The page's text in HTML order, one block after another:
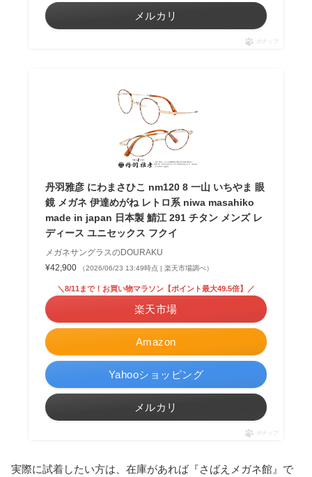
メルカリ
ポチップ
丹羽雅彦 にわまさひこ nm120 8 一山 いちやま 眼
鏡 メガネ 伊達めがね レトロ系 niwa masahiko
made in japan 日本製 鯖江 291 チタン メンズ レ
ディース ユニセックス フクイ
メガネサングラスのDOURAKU
¥42,900
（2026/06/23 13:49時点 | 楽天市場調べ）
Amazon
＼8/11まで！お買い物マラソン【ポイント最大49.5倍】／
楽天市場
Yahooショッピング
メルカリ
ポチップ
実際に試着したい方は、在庫があれば『さばえメガネ館』で